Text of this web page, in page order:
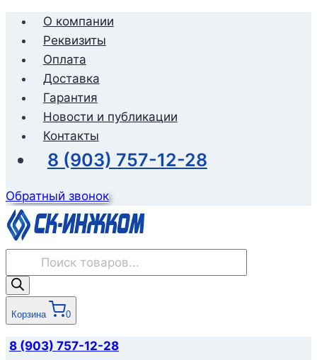
Перейти
содержимому
О компании
Реквизиты
Оплата
Доставка
Гарантия
Новости и публикации
Контакты
8 (903) 757-12-28
Обратный звонок
товаров
Корзина 0
8 (903) 757-12-28